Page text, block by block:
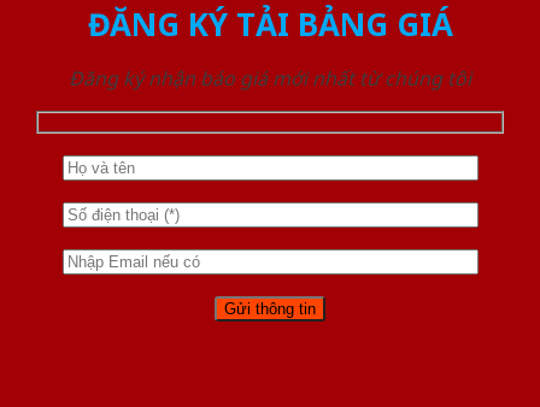
ĐĂNG KÝ TẢI BẢNG GIÁ
Đăng ký nhận báo giá mới nhất từ chúng tôi